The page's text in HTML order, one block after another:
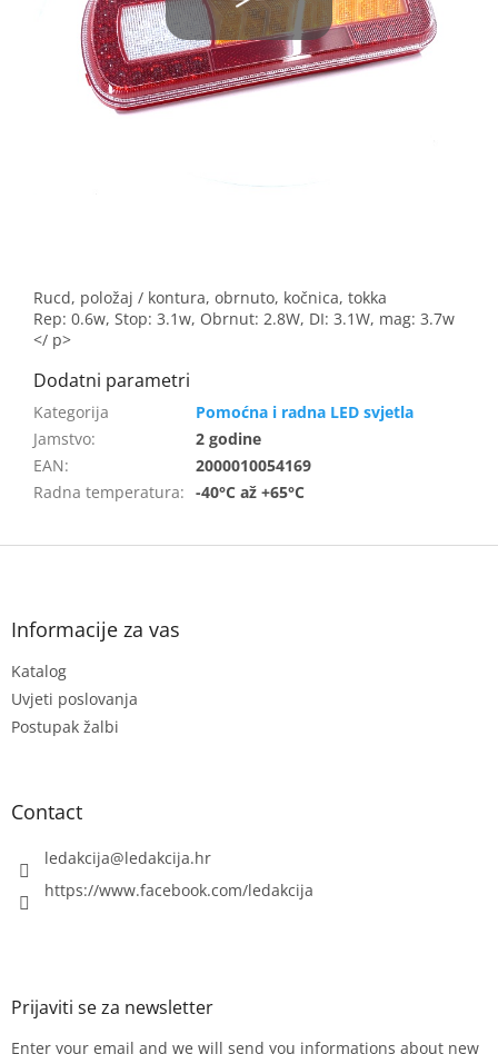
Rucd, položaj / kontura, obrnuto, kočnica, tokka
Rep: 0.6w, Stop: 3.1w, Obrnut: 2.8W, DI: 3.1W, mag: 3.7w
</ p>
Pomoćna i radna LED svjetla
Jamstvo:
2 godine
EAN:
2000010054169
Radna temperatura: -40°C až +65°C
F
Informacije za vas
Katalog
Uvjeti poslovanja
Postupak žalbi
Contact
ledakcija@ledakcija.hr
https://www.facebook.com/ledakcija
Enter your email and we will send you informations about new